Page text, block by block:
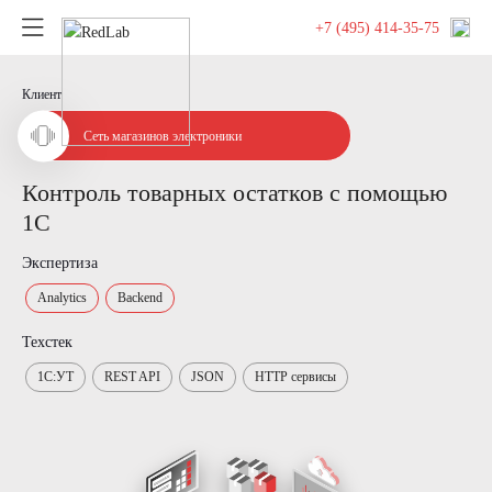
+7 (495) 414-35-75
Клиент
Сеть магазинов электроники
Контроль товарных остатков с помощью
1С
Экспертиза
Analytics Backend
Техстек
1С:УТ REST API JSON HTTP сервисы